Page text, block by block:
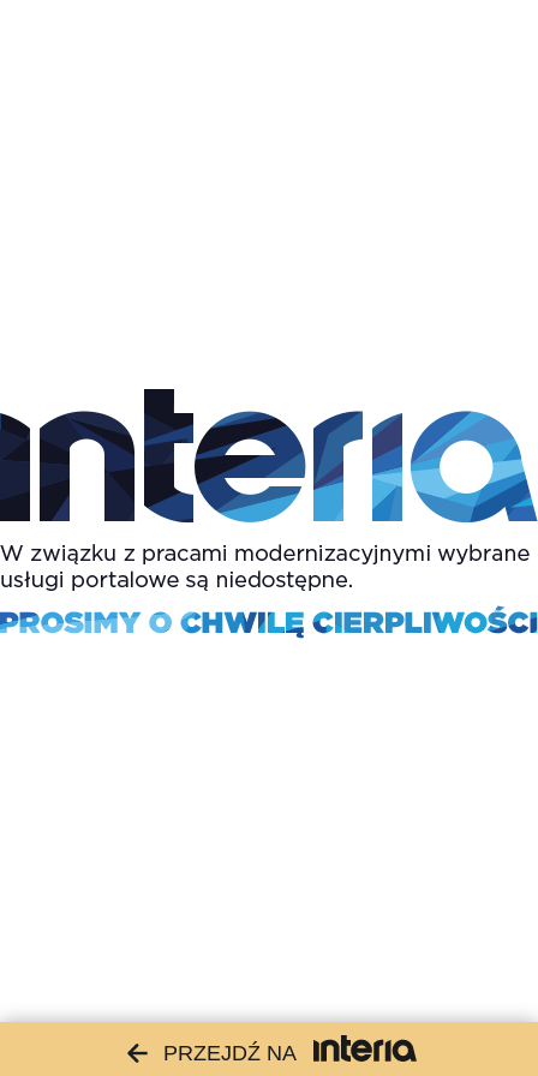
PRZEJDŹ NA